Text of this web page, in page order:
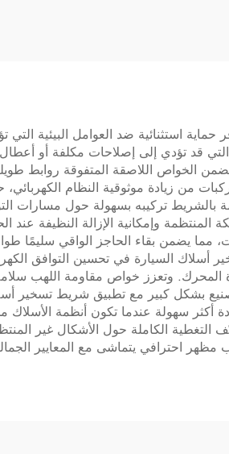
استثنائية ضد العوامل البيئية
التي قد تؤدي إلى إصلاحات مكلفة أو
الخواص اللاصقة المتفوقة روابط
من زيادة موثوقية النظام
بالشريط تركيبه بسهولة حول مسارات
وإمكانية الإزالة النظيفة
مما يضمن بقاء الحاجز الواقي سليمًا
أسلاك السيارة في تحسين التوافق
المحرك. وتعزز خواص مقاومة اللهب
بشكل كبير مع تطبيق شريط تسخير
أكثر سهولة عندما تكون أنظمة
التغطية الكاملة حول الأشكال غير
احترافي يتماشى مع المعايير